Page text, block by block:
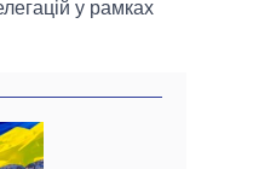
у рамках